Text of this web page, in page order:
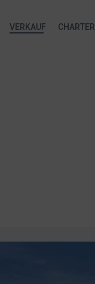
Anfrage senden
VERKAUF CHARTER